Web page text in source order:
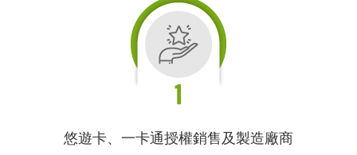
悠遊卡、一卡通授權銷售及製造廠商